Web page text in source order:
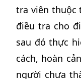
tra viên thuộc
điều tra cho
sau đó thực
cách, hoàn
người chưa